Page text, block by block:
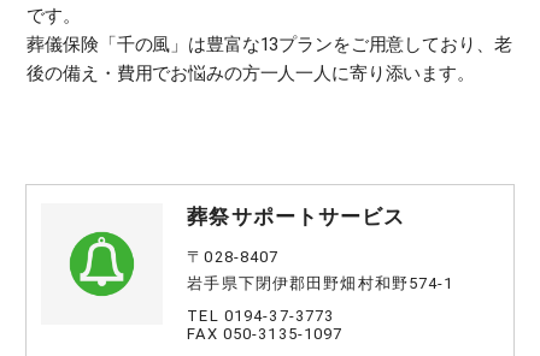
です。
葬儀保険「千の風」は豊富な13プランをご用意しており、老
後の備え・費用でお悩みの方一人一人に寄り添います。
葬祭サポートサービス
〒028-8407
岩手県下閉伊郡田野畑村和野574-1
TEL 0194-37-3773
FAX 050-3135-1097